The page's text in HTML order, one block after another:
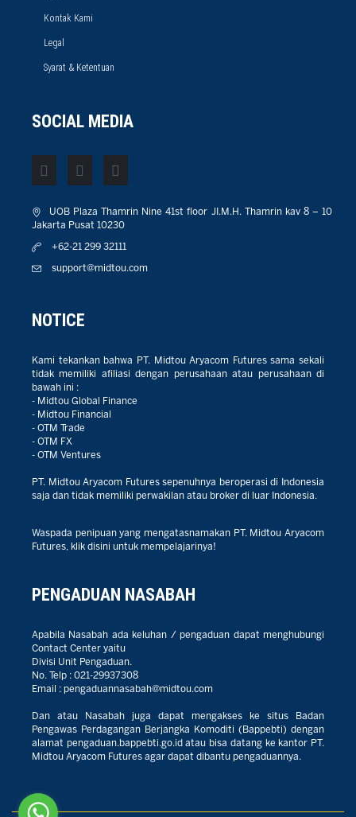
Kontak Kami
Legal
Syarat & Ketentuan
SOCIAL MEDIA
UOB Plaza Thamrin Nine 41st floor JI.M.H. Thamrin kav 8 – 10
Jakarta Pusat 10230
+62-21 299 32111
support@midtou.com
NOTICE
Kami tekankan bahwa PT. Midtou Aryacom Futures sama sekali
tidak memiliki afiliasi dengan perusahaan atau perusahaan di
bawah ini :
- Midtou Global Finance
- Midtou Financial
- OTM Trade
- OTM FX
- OTM Ventures
PT. Midtou Aryacom Futures sepenuhnya beroperasi di Indonesia
saja dan tidak memiliki perwakilan atau broker di luar Indonesia.
Waspada penipuan yang mengatasnamakan PT. Midtou Aryacom
Futures, klik disini untuk mempelajarinya!
PENGADUAN NASABAH
Apabila Nasabah ada keluhan / pengaduan dapat menghubungi
Contact Center yaitu
Divisi Unit Pengaduan.
No. Telp : 021-29937308
Email : pengaduannasabah@midtou.com
Dan atau Nasabah juga dapat mengakses ke situs Badan
Pengawas Perdagangan Berjangka Komoditi (Bappebti) dengan
alamat pengaduan.bappebti.go.id atau bisa datang ke kantor PT.
Midtou Aryacom Futures agar dapat dibantu pengaduannya.